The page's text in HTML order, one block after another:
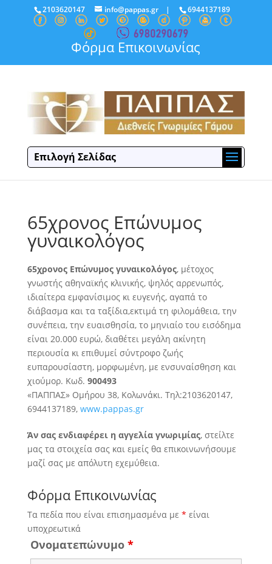
2103620147 info@pappas.gr| 6944137189
Φόρμα Επικοινωνίας
Επιλογή Σελίδας
65χρονος Επώνυμος
γυναικολόγος
65χρονος Επώνυμος γυναικολόγος, μέτοχος
γνωστής αθηναϊκής κλινικής, ψηλός αρρενωπός,
ιδιαίτερα εμφανίσιμος κι ευγενής, αγαπά το
διάβασμα και τα ταξίδια,εκτιμά τη φιλομάθεια, την
συνέπεια, την ευαισθησία, το μηνιαίο του εισόδημα
είναι 20.000 ευρώ, διαθέτει μεγάλη ακίνητη
περιουσία κι επιθυμεί σύντροφο ζωής
ευπαρουσίαστη, μορφωμένη, με ενσυναίσθηση και
χιούμορ. Κωδ. 900493
«ΠΑΠΠΑΣ» Ομήρου 38, Κολωνάκι. Τηλ:2103620147,
6944137189, www.pappas.gr
Άν σας ενδιαφέρει η αγγελία γνωριμίας, στείλτε
μας τα στοιχεία σας και εμείς θα επικοινωνήσουμε
μαζί σας με απόλυτη εχεμύθεια.
Φόρμα Επικοινωνίας
Τα πεδία που είναι επισημασμένα με * είναι
υποχρεωτικά
Ονοματεπώνυμο *